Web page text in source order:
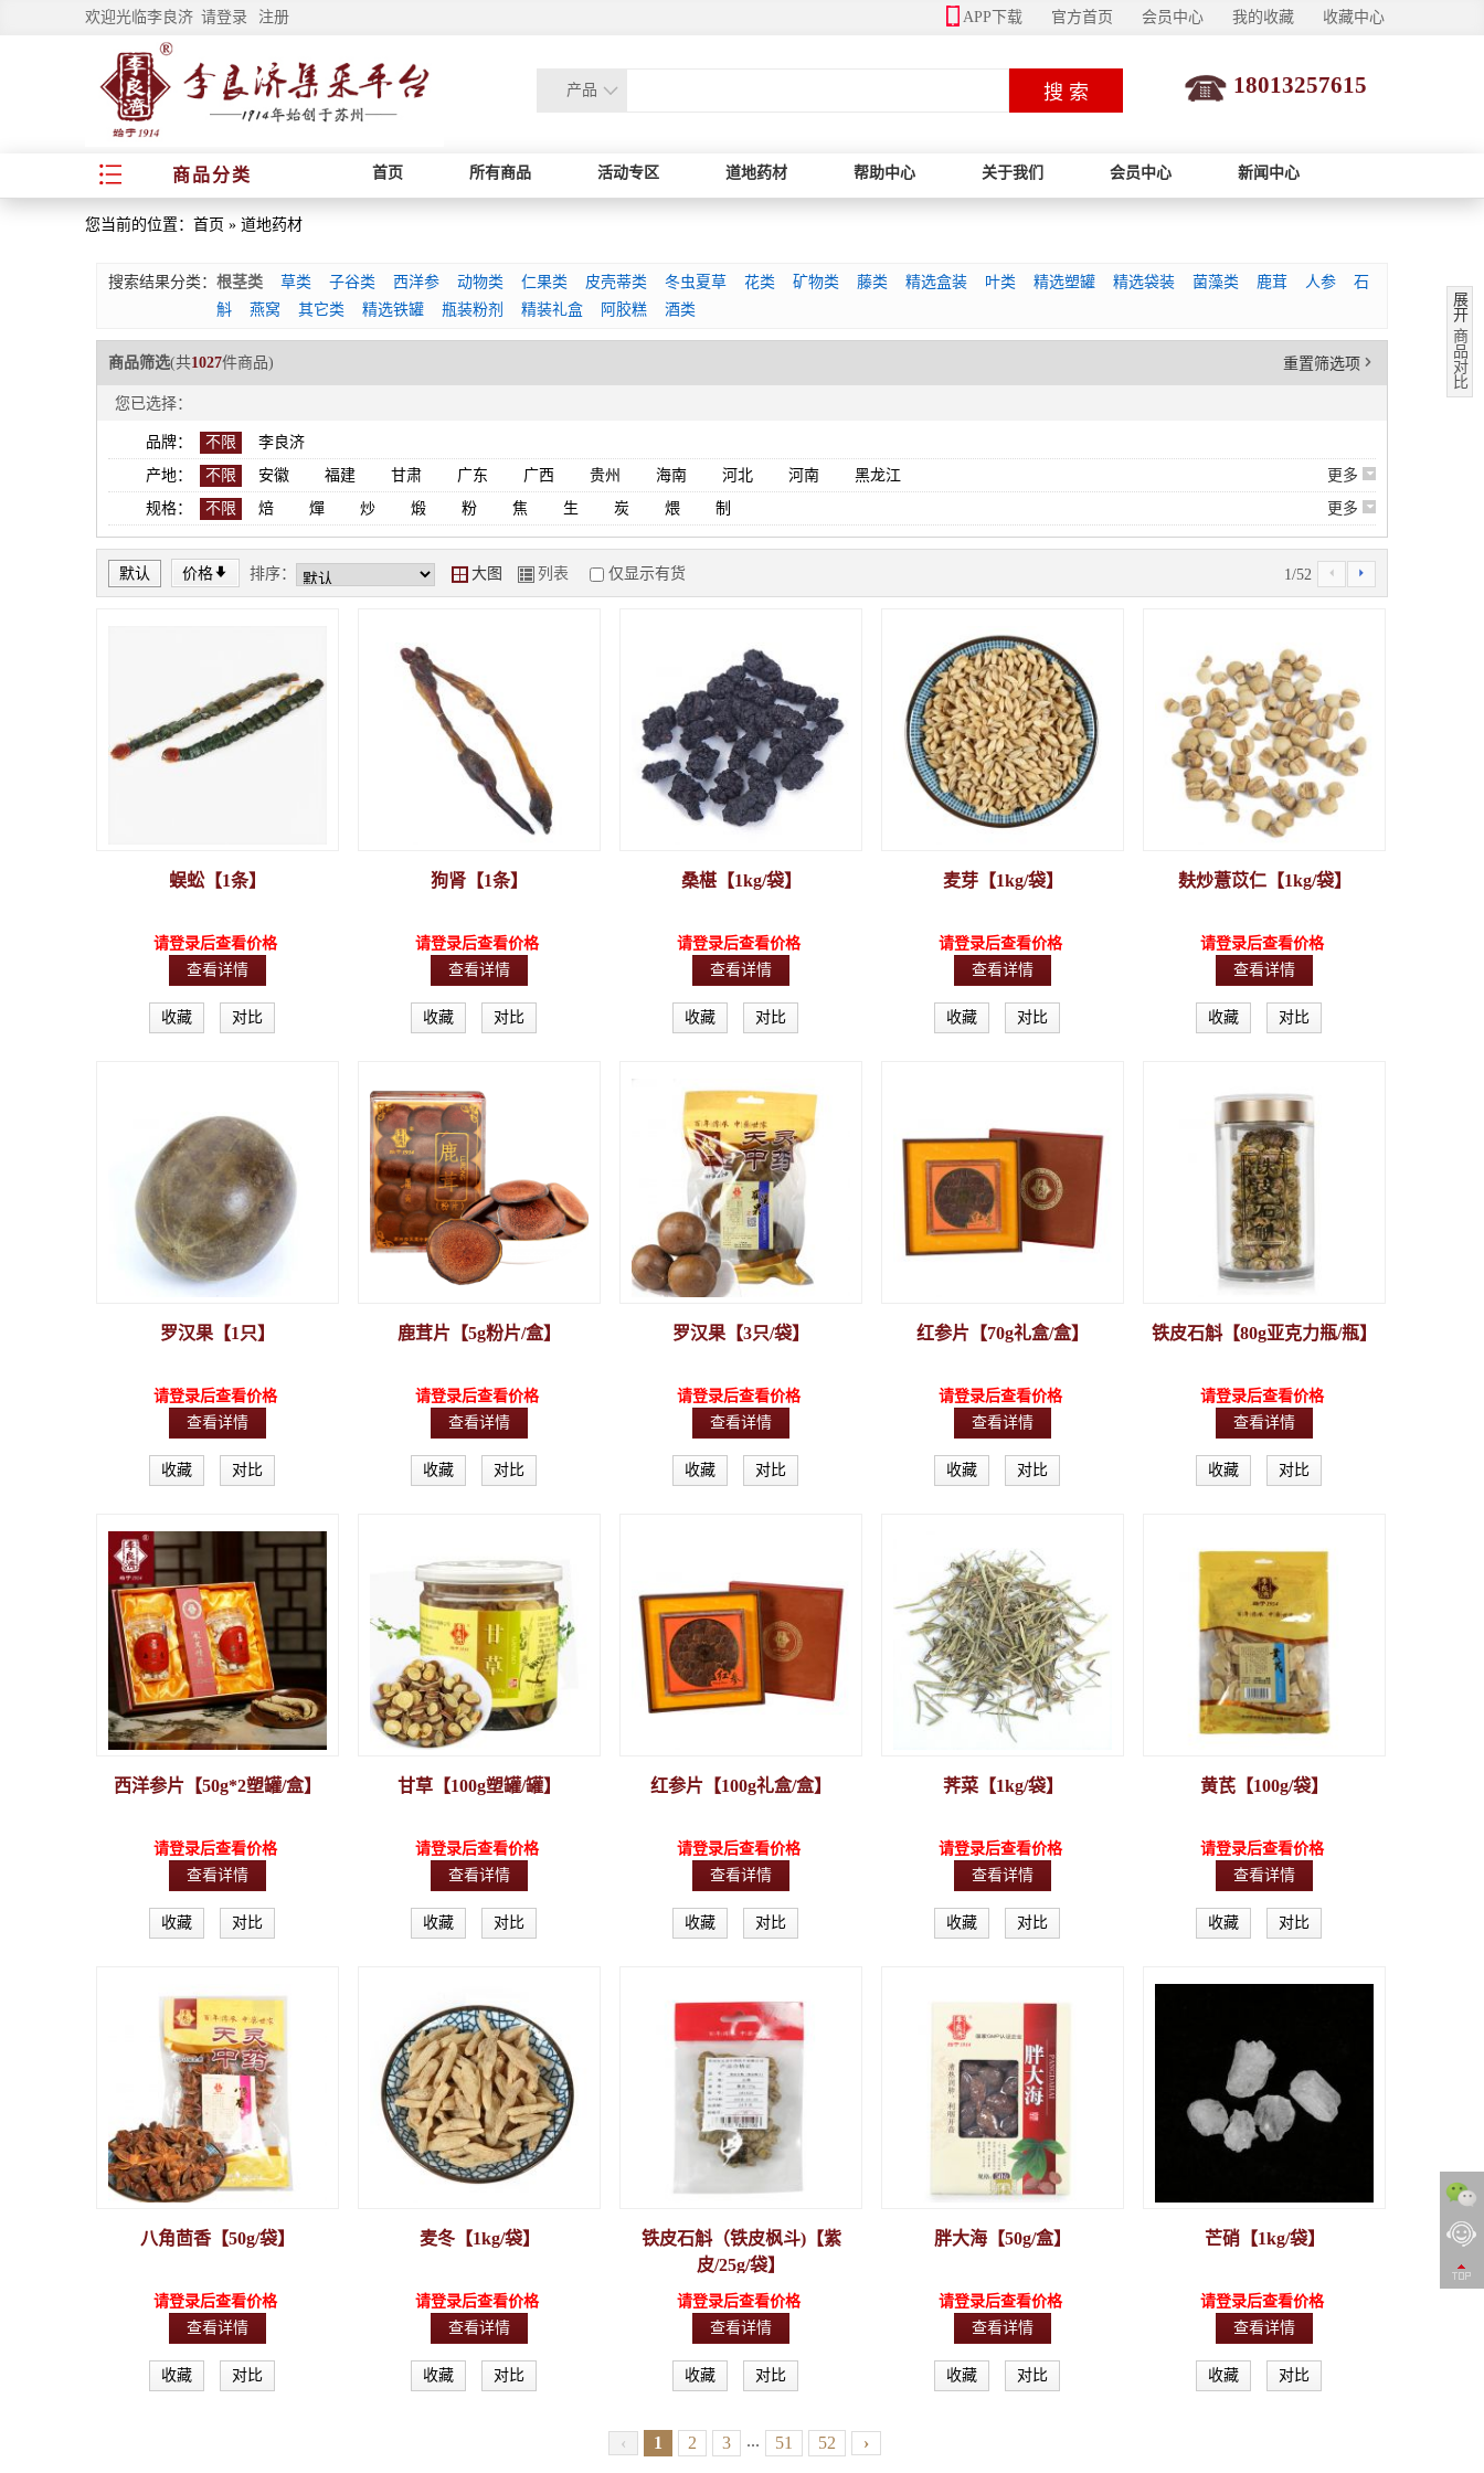
欢迎光临李良济 请登录 注册 APP下载 官方首页 会员中心 我的收藏 收藏中心
产品 搜 索 18013257615
商品分类 首页 所有商品 活动专区 道地药材 帮助中心 关于我们 会员中心 新闻中心
您当前的位置： 首页 » 道地药材
搜索结果分类： 根茎类 草类 子谷类 西洋参 动物类 仁果类 皮壳蒂类 冬虫夏草 花类 矿物类 藤类 精选盒装 叶类 精选塑罐 精选袋装 菌藻类 鹿茸 人参
石
斛
燕窝 其它类 精选铁罐 瓶装粉剂 精装礼盒 阿胶糕 酒类
商品筛选(共1027件商品) 重置筛选项 '
您已选择：
品牌： 不限
李良济
产地：
更多 6
不限 安徽 福建 甘肃 广东 广西 贵州 海南 河北 河南
黑龙江
规格：
更多 6
不限 焙 燀 炒 煅 粉 焦 生 炭 煨 制
默认 价格* 排序： Y 大图 Z 列表 仅显示有货 1 /52 4 5
蜈蚣【1条】
请登录后查看价格
查看详情
收藏 对比
狗肾【1条】
请登录后查看价格
查看详情
收藏 对比
桑椹【1kg/袋】
请登录后查看价格
查看详情
收藏 对比
麦芽【1kg/袋】
请登录后查看价格
查看详情
收藏 对比
麸炒薏苡仁【1kg/袋】
请登录后查看价格
查看详情
收藏 对比
罗汉果【1只】
请登录后查看价格
查看详情
收藏 对比
鹿茸片【5g粉片/盒】
请登录后查看价格
查看详情
收藏 对比
罗汉果【3只/袋】
请登录后查看价格
查看详情
收藏 对比
红参片【70g礼盒/盒】
请登录后查看价格
查看详情
收藏 对比
铁皮石斛【80g亚克力瓶/瓶】
请登录后查看价格
查看详情
收藏 对比
西洋参片【50g*2塑罐/盒】
请登录后查看价格
查看详情
收藏 对比
甘草【100g塑罐/罐】
请登录后查看价格
查看详情
收藏 对比
红参片【100g礼盒/盒】
请登录后查看价格
查看详情
收藏 对比
荠菜【1kg/袋】
请登录后查看价格
查看详情
收藏 对比
黄芪【100g/袋】
请登录后查看价格
查看详情
收藏 对比
八角茴香【50g/袋】
请登录后查看价格
查看详情
收藏 对比
麦冬【1kg/袋】
请登录后查看价格
查看详情
收藏 对比
铁皮石斛（铁皮枫斗)【紫
皮/25g/袋】
请登录后查看价格
查看详情
收藏 对比
胖大海【50g/盒】
请登录后查看价格
查看详情
收藏 对比
芒硝【1kg/袋】
请登录后查看价格
查看详情
收藏 对比
‹ 1 2 3 ... 51 52 ›
展
开
商
品
对
比